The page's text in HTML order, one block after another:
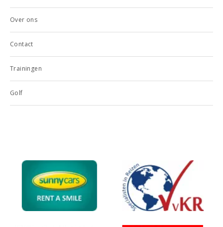
Over ons
Contact
Trainingen
Golf